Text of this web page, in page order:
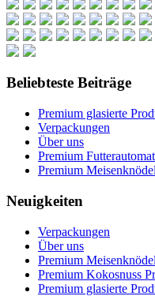
Beliebteste Beiträge
Premium glasierte
Verpackungen
Über uns
Premium
Premium Meisenknödel
Neuigkeiten
Verpackungen
Über uns
Premium Meisenknödel
Premium Kokosnuss
Premium glasierte